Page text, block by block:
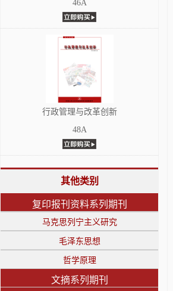
46A
行政管理与改革创新
48A
其他类别
复印报刊资料系列期刊
马克思列宁主义研究
毛泽东思想
哲学原理
文摘系列期刊